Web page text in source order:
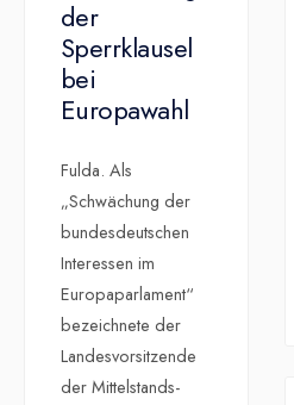
der
Sperrklausel
bei
Europawahl
Fulda. Als
„Schwächung der
bundesdeutschen
Interessen im
Europaparlament“
bezeichnete der
Landesvorsitzende
der Mittelstands-